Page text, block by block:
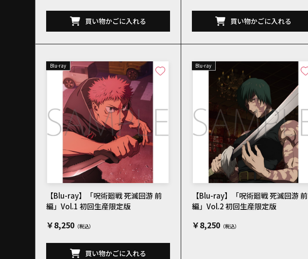
買い物かごに入れる 買い物かごに入れる
Blu-ray
【Blu-ray】「呪術廻戦 死滅回游 前
編」Vol.1 初回生産限定版
￥8,250
買い物かごに入れる
Blu-ray
【Blu-ray】「呪術廻戦 死滅回游 前
編」Vol.2 初回生産限定版
￥8,250